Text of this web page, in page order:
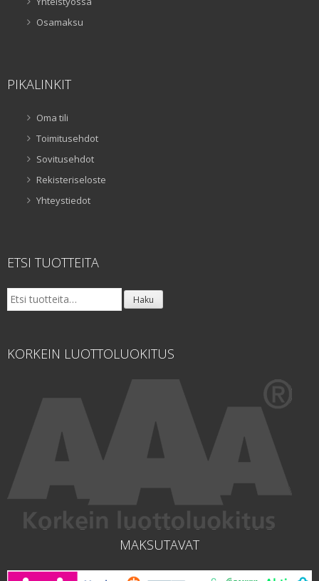
Osamaksu
PIKALINKIT
Oma tili
Toimitusehdot
Sovitusehdot
Rekisteriseloste
Yhteystiedot
ETSI TUOTTEITA
Etsi: Haku
KORKEIN LUOTTOLUOKITUS
MAKSUTAVAT